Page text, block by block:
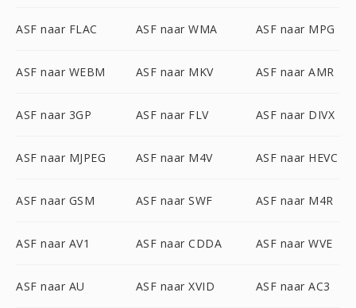
ASF naar FLAC ASF naar WMA ASF naar MPG
ASF naar WEBM ASF naar MKV ASF naar AMR
ASF naar 3GP ASF naar FLV ASF naar DIVX
ASF naar MJPEG ASF naar M4V ASF naar HEVC
ASF naar GSM ASF naar SWF ASF naar M4R
ASF naar AV1 ASF naar CDDA ASF naar WVE
ASF naar AU ASF naar XVID ASF naar AC3